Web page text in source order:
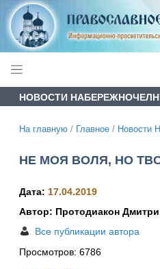
НОВОСТИ
На главную / Главное / Новости
НЕ МОЯ ВОЛЯ, НО
Дата: 17.04.2019
Автор: Протодиакон
Все публикации автора
Просмотров: 6786